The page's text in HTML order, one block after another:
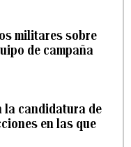
militares sobre
de campaña
la candidatura de
en las que